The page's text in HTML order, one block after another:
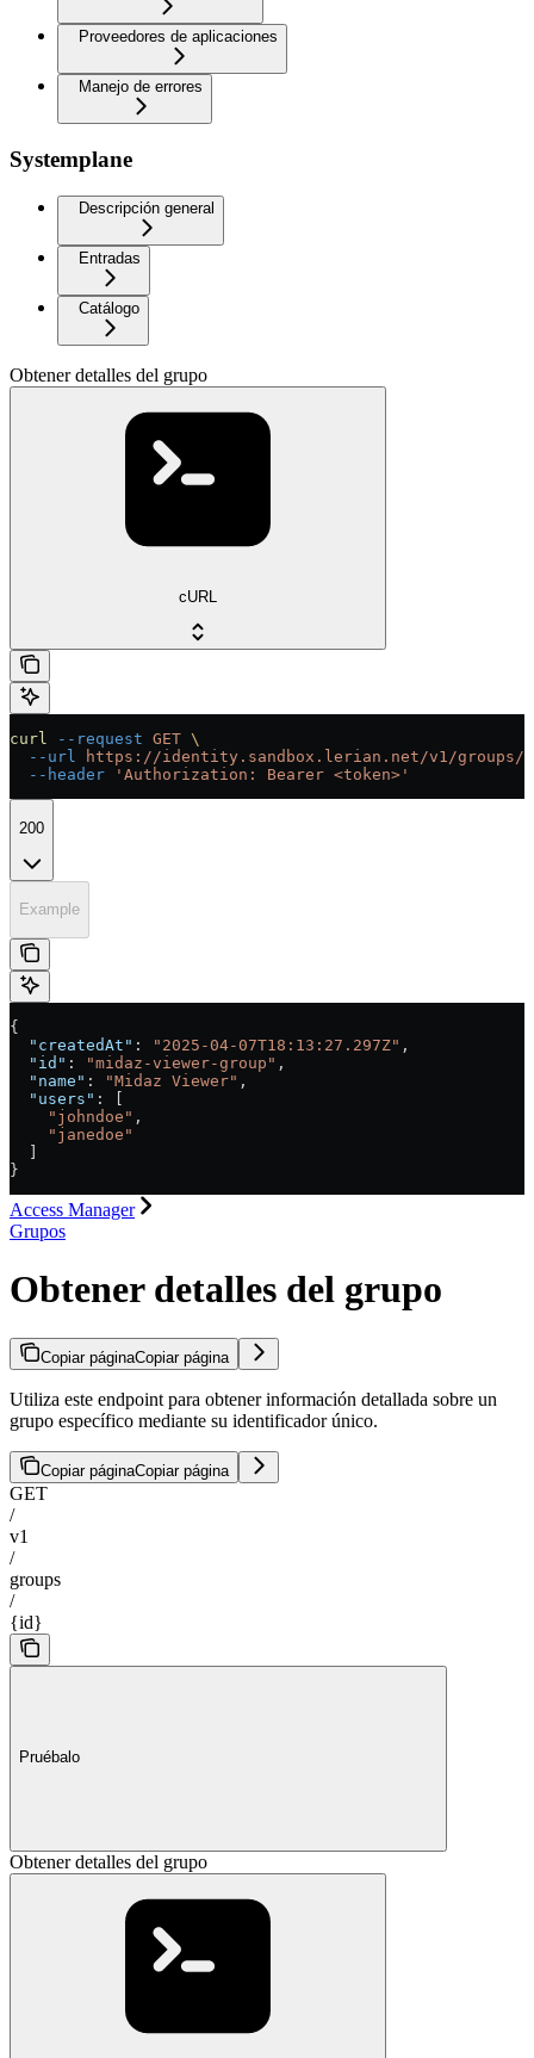
Proveedores de aplicaciones
Manejo de errores
Systemplane
Descripción general
Entradas
Catálogo
Obtener detalles del grupo
cURL
curl --request GET \
  --url
https://identity.sandbox.lerian.net/v1/groups/
  --header
'Authorization: Bearer <token>'
200
Example
{
  "createdAt"
: "2025-04-07T18:13:27.297Z" ,
  "id"
: "midaz-viewer-group" ,
  "name"
: "Midaz Viewer" ,
  "users"
: [
    "johndoe"
,
    "janedoe"
  ]
}
Access Manager
Grupos
Obtener detalles del grupo
Copiar páginaCopiar página
Utiliza este endpoint para obtener información detallada sobre un
grupo específico mediante su identificador único.
Copiar páginaCopiar página
GET
/
v1
/
groups
/
{id}
Pruébalo
Obtener detalles del grupo